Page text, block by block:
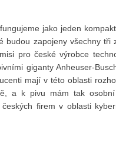
jako jeden
budou zapojeny všechny tři
pro české výrobce
giganty Anheuser-
mají v této oblasti
a k pivu mám tak osobní
firem v oblasti